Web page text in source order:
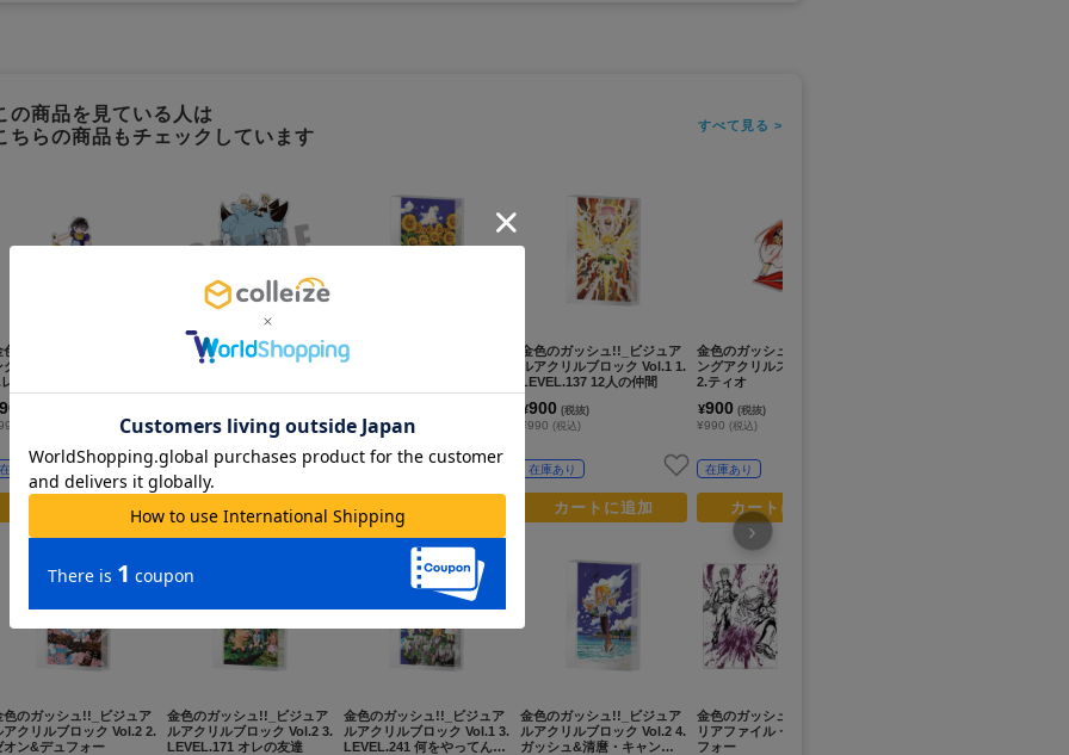
の商品を見ている人は
ちらの商品もチェックしています
すべて見る >
色のガッシュ!!_カラーリ
グアクリルスタンド Vol.5
イラ
900
在庫あり
色のガッシュ!!_ビジュア
アクリルブロック Vol.2 2.
オン&デュフォー
金色のガッシュ!!_カラーリ
ングアクリルスタンド Vol.1
¥990(税込)
在庫あり
カートに追加
金色のガッシュ!!_ビジュア
ルアクリルブロック Vol.2 3.
LEVEL.171 オレの友達
金色のガッシュ!!_ビジュア
ルアクリルブロック Vol.2 5.
¥990(税込)
カートに追加
金色のガッシュ!!_ビジュア
ルアクリルブロック Vol.1 3.
LEVEL.241 何をやってん
金色のガッシュ!!_ビジュア
ルアクリルブロック Vol.1 1.
LEVEL.137 12人の仲間
¥900 (税抜)
¥990 (税込)
在庫あり
カートに追加
金色のガッシュ!!_ビジュア
ルアクリルブロック Vol.2 4.
ガッシュ&清麿・キャンチ
金色のガッシュ!!_カラーリ
ングアクリルスタンド Vol.3
2.ティオ
¥900 (税抜)
¥990 (税込)
在庫あり
カートに追加
金色のガッシュ!!_墨絵A4ク
リアファイル ゼオン&デュ
フォー
›